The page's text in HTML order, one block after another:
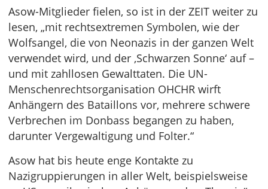
Asow-Mitglieder fielen, so ist in der ZEIT weiter zu
lesen, „mit rechtsextremen Symbolen, wie der
Wolfsangel, die von Neonazis in der ganzen Welt
verwendet wird, und der ‚Schwarzen Sonne‘ auf –
und mit zahllosen Gewalttaten. Die UN-
Menschenrechtsorganisation OHCHR wirft
Anhängern des Bataillons vor, mehrere schwere
Verbrechen im Donbass begangen zu haben,
darunter Vergewaltigung und Folter.“
Asow hat bis heute enge Kontakte zu
Nazigruppierungen in aller Welt, beispielsweise